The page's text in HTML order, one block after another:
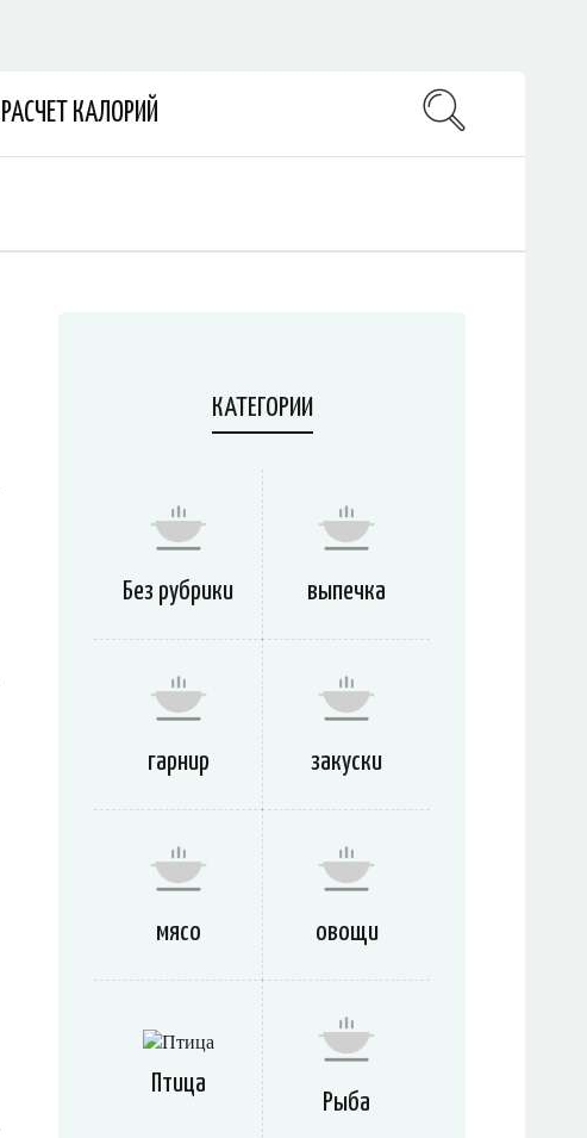
РАСЧЕТ КАЛОРИЙ
КАТЕГОРИИ
Без рубрики выпечка
гарнир закуски
мясо овощи
Птица
Рыба